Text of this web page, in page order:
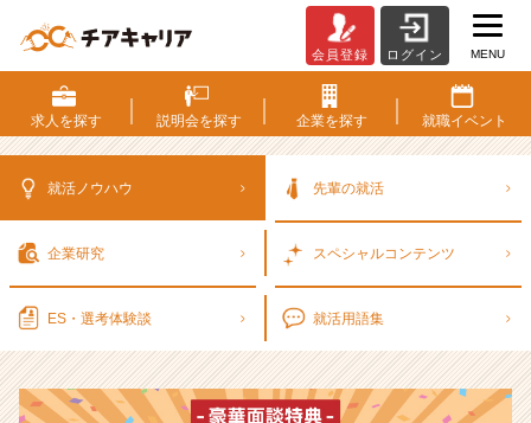
考
対
策・
ウ
ベ
ン
会員登録 ログイン MENU
求人を探す 説明会を探す 企業を探す 就職イベント
就活ノウハウ 先輩の就活
企業研究 スペシャルコンテンツ
ES・選考体験談 就活用語集